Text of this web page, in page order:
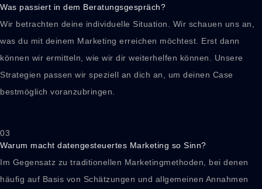
Was passiert in dem Beratungsgespräch?
Wir betrachten deine individuelle Situation. Wir schauen uns an,
was du mit deinem Marketing erreichen möchtest. Erst dann
können wir ermitteln, wie wir dir weiterhelfen können. Unsere
Strategien passen wir speziell an dich an, um deinen Case
bestmöglich voranzubringen.
03
Warum macht datengesteuertes Marketing so Sinn?
Im Gegensatz zu traditionellen Marketingmethoden, bei denen
häufig auf Basis von Schätzungen und allgemeinen Annahmen